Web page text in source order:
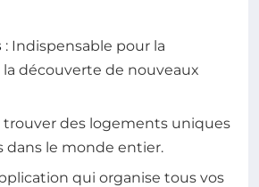
: Indispensable pour la
découverte de nouveaux
trouver des logements uniques
dans le monde entier.
qui organise tous vos